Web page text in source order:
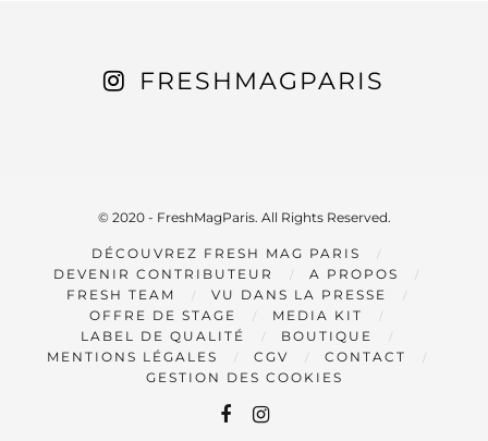
FRESHMAGPARIS
© 2020 - FreshMagParis. All Rights Reserved.
DÉCOUVREZ FRESH MAG PARIS
DEVENIR CONTRIBUTEUR
A PROPOS
FRESH TEAM
VU DANS LA PRESSE
OFFRE DE STAGE
MEDIA KIT
LABEL DE QUALITÉ
BOUTIQUE
MENTIONS LÉGALES
CGV
CONTACT
GESTION DES COOKIES